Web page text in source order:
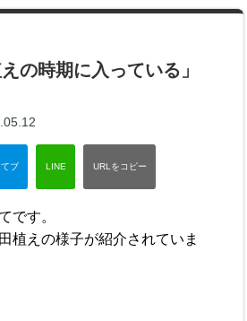
の時期に入っている」
です。
植えの様子が紹介されていま